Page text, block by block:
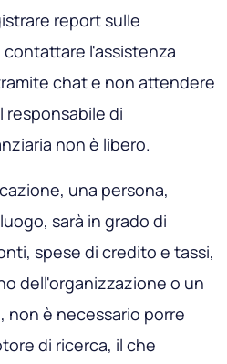
report sulle
l'assistenza
chat e non attendere
responsabile di
non è libero.
una persona,
sarà in grado di
spese di credito e tassi,
dell'organizzazione o un
non è necessario porre
di ricerca, il che